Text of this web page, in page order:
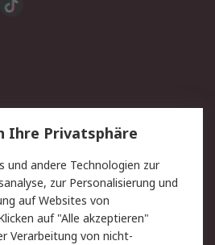
Lieferlösungen
Kontakt
Privatkunden
Ihre Privatsphäre
und andere Technologien zur
zur Personalisierung und
auf Websites von
auf "Alle akzeptieren"
Verarbeitung von nicht-